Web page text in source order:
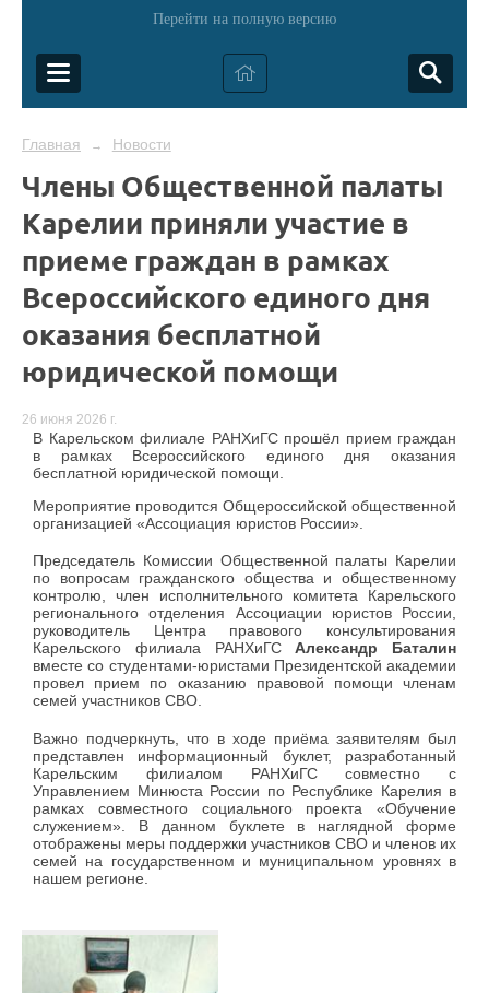
Перейти на полную версию
Главная → Новости
Члены Общественной палаты
Карелии приняли участие в
приеме граждан в рамках
Всероссийского единого дня
оказания бесплатной
юридической помощи
26 июня 2026 г.
В Карельском филиале РАНХиГС прошёл прием граждан
в рамках Всероссийского единого дня оказания
бесплатной юридической помощи.
Мероприятие проводится Общероссийской общественной
организацией «Ассоциация юристов России».
Председатель Комиссии Общественной палаты Карелии
по вопросам гражданского общества и общественному
контролю, член исполнительного комитета Карельского
регионального отделения Ассоциации юристов России,
руководитель Центра правового консультирования
Карельского филиала РАНХиГСАлександр Баталин
вместе со студентами-юристами Президентской академии
провел прием по оказанию правовой помощи членам
семей участников СВО.
Важно подчеркнуть, что в ходе приёма заявителям был
представлен информационный буклет, разработанный
Карельским филиалом РАНХиГС совместно с
Управлением Минюста России по Республике Карелия в
рамках совместного социального проекта «Обучение
служением». В данном буклете в наглядной форме
отображены меры поддержки участников СВО и членов их
семей на государственном и муниципальном уровнях в
нашем регионе.